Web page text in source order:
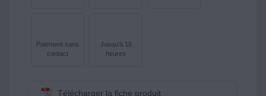
Paiement sans
contact
Jusqu'à 18
heures
Télécharger la fiche produit